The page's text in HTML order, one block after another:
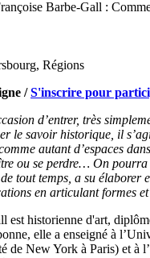
Régions
/S'inscrire pour
d’entrer, très
le savoir historique, il
autant d’espaces
ou se perdre… On
tout temps, a su élaborer
en articulant formes
est historienne d'art,
elle a enseigné à
de New York à Paris) et à